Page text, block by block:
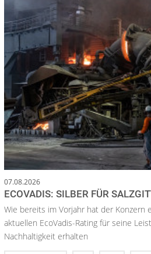
07.08.2026
ECOVADIS: SILBER FÜR
Wie bereits im Vorjahr hat der Konzern
aktuellen EcoVadis-Rating für seine
Nachhaltigkeit erhalten